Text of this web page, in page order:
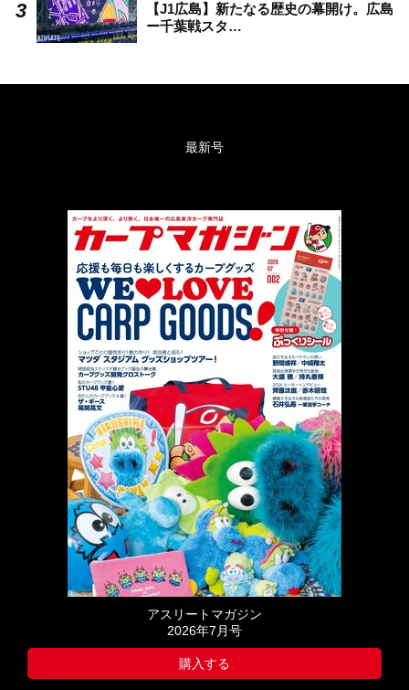
【J1広島】新たなる歴史の幕開け。広島
ー千葉戦スタ…
最新号
アスリートマガジン
2026年7月号
購入する